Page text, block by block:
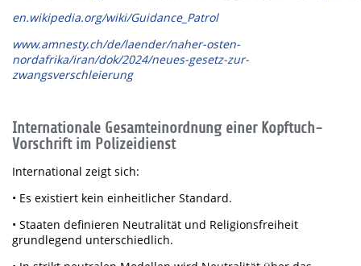
en.wikipedia.org/wiki/Guidance_Patrol
www.amnesty.ch/de/laender/naher-osten-
nordafrika/iran/dok/2024/neues-gesetz-zur-
zwangsverschleierung
Internationale Gesamteinordnung einer Kopftuch-
Vorschrift im Polizeidienst
International zeigt sich:
• Es existiert kein einheitlicher Standard.
• Staaten definieren Neutralität und Religionsfreiheit
grundlegend unterschiedlich.